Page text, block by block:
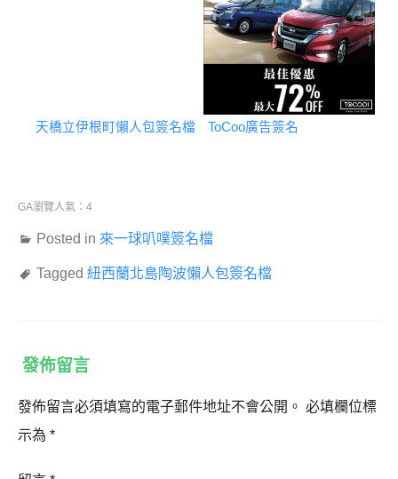
天橋立伊根町懶人包簽名檔 ToCoo廣告簽名
GA瀏覽人氣：4
Posted in 來一球叭噗簽名檔
Tagged 紐西蘭北島陶波懶人包簽名檔
發佈留言
發佈留言必須填寫的電子郵件地址不會公開。 必填欄位標
示為 *